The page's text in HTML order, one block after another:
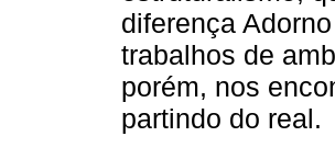
diferença
trabalhos de
porém, nos
partindo do real.